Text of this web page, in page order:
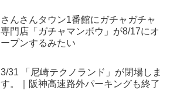
さんさんタウン1番館にガチャガチャ
専門店「ガチャマンボウ」が8/17にオ
ープンするみたい
3/31 「尼崎テクノランド」が閉場しま
す。｜阪神高速路外パーキングも終了